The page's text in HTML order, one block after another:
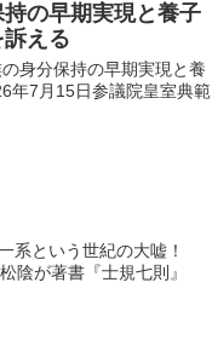
の早期実現と養子
える
身分保持の早期実現と養
年7月15日参議院皇室典範
という世紀の大嘘！
陰が著書『士規七則』